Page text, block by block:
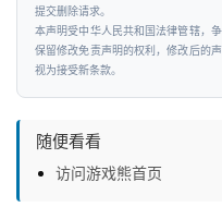
人
工
汽
提交删除请求。
本声明受中华人民共和国法律管辖，
保留修改免责声明的权利，修改后的
视为接受新条款。
随便看看
访问游戏熊首页